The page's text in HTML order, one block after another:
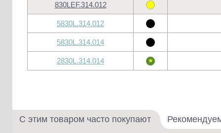
830LEF.314.012
5830L.314.012
5830L.314.014
2830L.314.014
С этим товаром часто покупают